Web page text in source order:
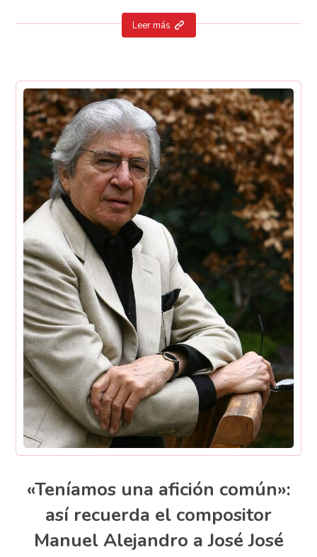
Leer más
«Teníamos una afición común»:
así recuerda el compositor
Manuel Alejandro a José José